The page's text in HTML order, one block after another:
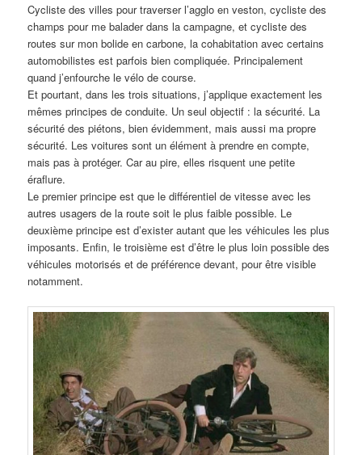
Cycliste des villes pour traverser l’agglo en veston, cycliste des
champs pour me balader dans la campagne, et cycliste des
routes sur mon bolide en carbone, la cohabitation avec certains
automobilistes est parfois bien compliquée. Principalement
quand j’enfourche le vélo de course.
Et pourtant, dans les trois situations, j’applique exactement les
mêmes principes de conduite. Un seul objectif : la sécurité. La
sécurité des piétons, bien évidemment, mais aussi ma propre
sécurité. Les voitures sont un élément à prendre en compte,
mais pas à protéger. Car au pire, elles risquent une petite
éraflure.
Le premier principe est que le différentiel de vitesse avec les
autres usagers de la route soit le plus faible possible. Le
deuxième principe est d’exister autant que les véhicules les plus
imposants. Enfin, le troisième est d’être le plus loin possible des
véhicules motorisés et de préférence devant, pour être visible
notamment.